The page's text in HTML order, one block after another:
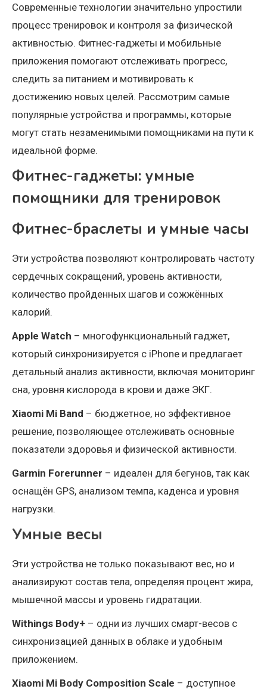
Современные технологии значительно упростили
процесс тренировок и контроля за физической
активностью. Фитнес-гаджеты и мобильные
приложения помогают отслеживать прогресс,
следить за питанием и мотивировать к
достижению новых целей. Рассмотрим самые
популярные устройства и программы, которые
могут стать незаменимыми помощниками на пути к
идеальной форме.
Фитнес-гаджеты: умные
помощники для тренировок
Фитнес-браслеты и умные часы
Эти устройства позволяют контролировать частоту
сердечных сокращений, уровень активности,
количество пройденных шагов и сожжённых
калорий.
Apple Watch – многофункциональный гаджет,
который синхронизируется с iPhone и предлагает
детальный анализ активности, включая мониторинг
сна, уровня кислорода в крови и даже ЭКГ.
Xiaomi Mi Band – бюджетное, но эффективное
решение, позволяющее отслеживать основные
показатели здоровья и физической активности.
Garmin Forerunner – идеален для бегунов, так как
оснащён GPS, анализом темпа, каденса и уровня
нагрузки.
Умные весы
Эти устройства не только показывают вес, но и
анализируют состав тела, определяя процент жира,
мышечной массы и уровень гидратации.
Withings Body+ – одни из лучших смарт-весов с
синхронизацией данных в облаке и удобным
приложением.
Xiaomi Mi Body Composition Scale – доступное